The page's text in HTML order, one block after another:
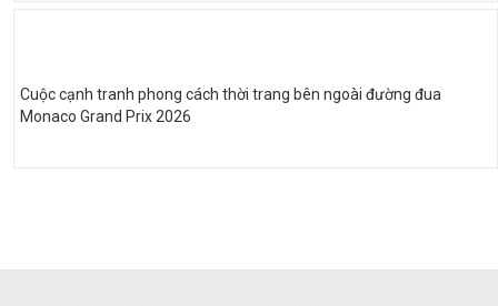
Cuộc cạnh tranh phong cách thời trang bên ngoài đường đua
Monaco Grand Prix 2026